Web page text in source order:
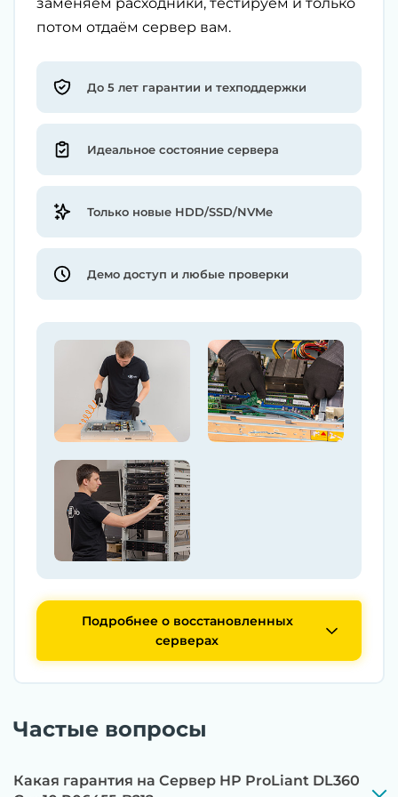
потом отдаём сервер вам.
До 5 лет гарантии и техподдержки
Идеальное состояние сервера
Только новые HDD/SSD/NVMe
Демо доступ и любые проверки
Подробнее о восстановленных
серверах
Частые вопросы
Какая гарантия на Сервер HP ProLiant DL360